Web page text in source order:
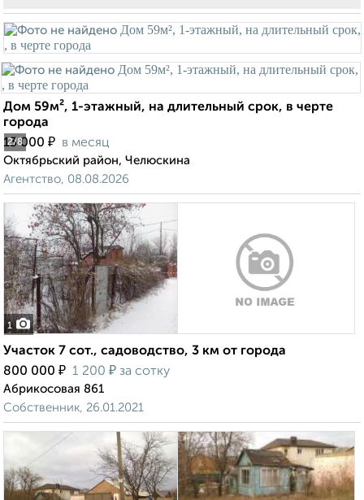
2/8
Дом 59м², 1-этажный, на длительный срок, в черте
города
13 000 ₽ в месяц
Октябрьский район, Челюскина
Агентство, 08.08.2026
1
Участок 7 сот., садоводство, 3 км от города
800 000 ₽ 1 200 ₽ за сотку
Абрикосовая 861
Собственник, 26.01.2021